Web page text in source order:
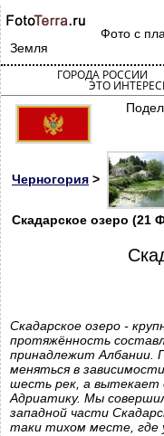
Фото с
Земля
ГОРОДА РОССИИ
ЭТО
Черногория >
Скадарское озеро (21
Скадарское озеро -
протяжённость
принадлежит Албании.
меняться в
шесть рек, а вытекает
Адриатику. Мы
западной части
таки тихом месте, где